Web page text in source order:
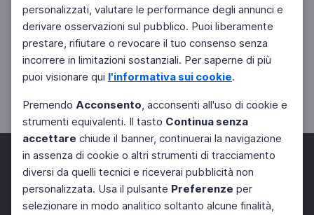
personalizzati, valutare le performance degli annunci e
derivare osservazioni sul pubblico. Puoi liberamente
prestare, rifiutare o revocare il tuo consenso senza
incorrere in limitazioni sostanziali. Per saperne di più
puoi visionare qui l'informativa sui cookie.
Premendo Acconsento, acconsenti all'uso di cookie e
strumenti equivalenti. Il tasto Continua senza
accettare chiude il banner, continuerai la navigazione
in assenza di cookie o altri strumenti di tracciamento
diversi da quelli tecnici e riceverai pubblicità non
personalizzata. Usa il pulsante Preferenze per
selezionare in modo analitico soltanto alcune finalità,
Facebook Twitter Instagram